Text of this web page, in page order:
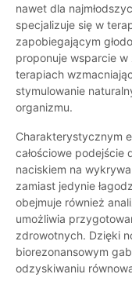
nawet dla
specjalizuje się w
zapobiegającym
proponuje wsparcie
terapiach
stymulowanie
organizmu.
Charakterystycznym
całościowe podejście
naciskiem na
zamiast jedynie
obejmuje również
umożliwia
zdrowotnych. Dzięki
biorezonansowym
odzyskiwaniu